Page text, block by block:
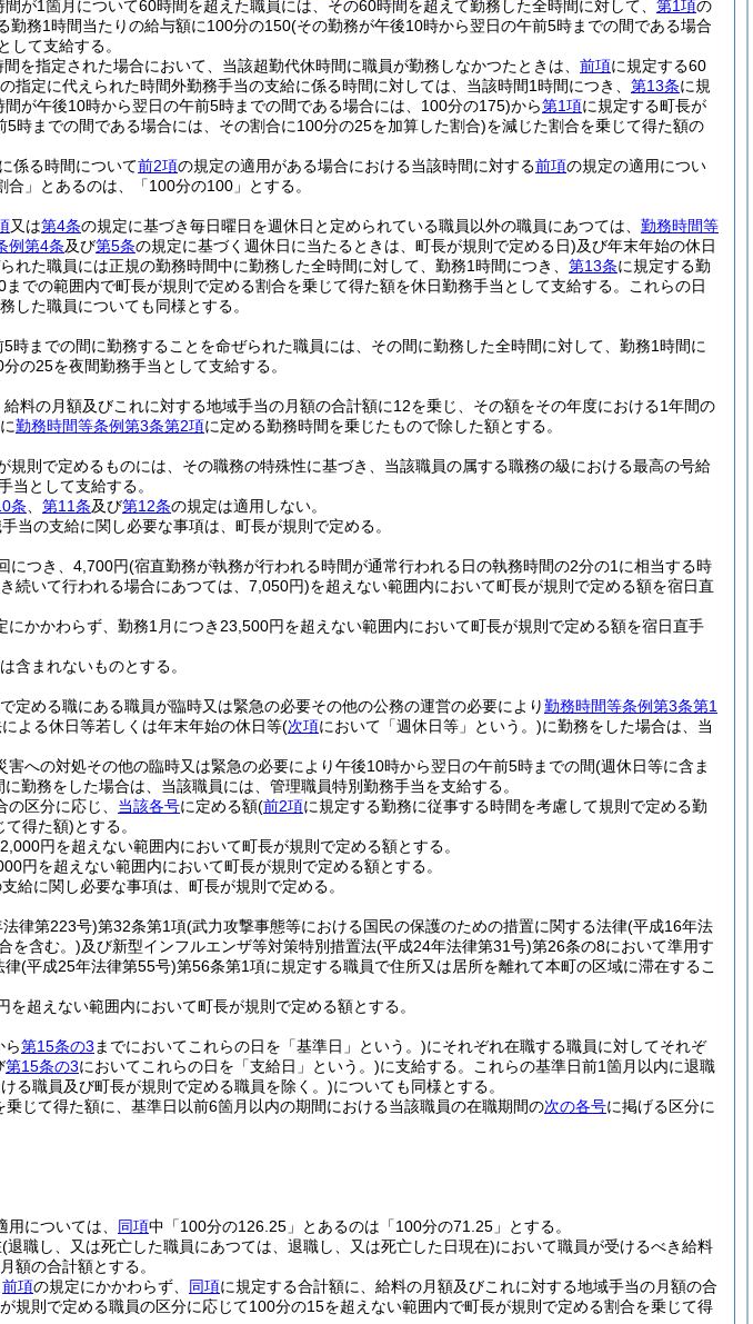
間が1箇月について60時間を超えた職員には、その60時間を超えて勤務した全時間に対して、 第1項の
勤務1時間当たりの給与額に100分の150(その勤務が午後10時から翌日の午前5時までの間である場合
して支給する。
を指定された場合において、当該超勤代休時間に職員が勤務しなかつたときは、 前項に規定する60
指定に代えられた時間外勤務手当の支給に係る時間に対しては、当該時間1時間につき、 第13条に規
間が午後10時から翌日の午前5時までの間である場合には、100分の175)から第1項に規定する町長が
時までの間である場合には、その割合に100分の25を加算した割合)を減じた割合を乗じて得た額の
係る時間について前2項の規定の適用がある場合における当該時間に対する前項の規定の適用につい
」とあるのは、「100分の100」とする。
又は第4条の規定に基づき毎日曜日を週休日と定められている職員以外の職員にあつては、 勤務時間等
例第4条及び第5条の規定に基づく週休日に当たるときは、町長が規則で定める日)及び年末年始の休日
た職員には正規の勤務時間中に勤務した全時間に対して、勤務1時間につき、 第13条に規定する勤
での範囲内で町長が規則で定める割合を乗じて得た額を休日勤務手当として支給する。
これらの日
した職員についても同様とする。
時までの間に勤務することを命ぜられた職員には、その間に勤務した全時間に対して、勤務1時間に
の25を夜間勤務手当として支給する。
料の月額及びこれに対する地域手当の月額の合計額に12を乗じ、その額をその年度における1年間の
勤務時間等条例第3条第2項に定める勤務時間を乗じたもので除した額とする。
規則で定めるものには、その職務の特殊性に基づき、当該職員の属する職務の級における最高の号給
当として支給する。
条 第11条及び第12条の規定は適用しない。
当の支給に関し必要な事項は、町長が規則で定める。
につき、4,700円(宿直勤務が執務が行われる時間が通常行われる日の執務時間の2分の1に相当する時
続いて行われる場合にあつては、7,050円)を超えない範囲内において町長が規則で定める額を宿日直
にかかわらず、勤務1月につき23,500円を超えない範囲内において町長が規則で定める額を宿日直手
含まれないものとする。
定める職にある職員が臨時又は緊急の必要その他の公務の運営の必要により勤務時間等条例第3条第1
よる休日等若しくは年末年始の休日等(次項において「週休日等」という。)に勤務をした場合は、当
害への対処その他の臨時又は緊急の必要により午後10時から翌日の午前5時までの間(週休日等に含ま
勤務をした場合は、当該職員には、管理職員特別勤務手当を支給する。
の区分に応じ、 当該各号に定める額(前2項に規定する勤務に従事する時間を考慮して規則で定める勤
て得た額)とする。
円を超えない範囲内において町長が規則で定める額とする。
円を超えない範囲内において町長が規則で定める額とする。
給に関し必要な事項は、町長が規則で定める。
律第223号)第32条第1項(武力攻撃事態等における国民の保護のための措置に関する法律(平成16年法
を含む。)及び新型インフルエンザ等対策特別措置法(平成24年法律第31号)第26条の8において準用す
律(平成25年法律第55号)第56条第1項に規定する職員で住所又は居所を離れて本町の区域に滞在するこ
超えない範囲内において町長が規則で定める額とする。
ら第15条の3 までにおいてこれらの日を「基準日」という。)にそれぞれ在職する職員に対してそれぞ
第15条の3においてこれらの日を「支給日」という。)に支給する。
これらの基準日前1箇月以内に退職
る職員及び町長が規則で定める職員を除く。)についても同様とする。
じて得た額に、基準日以前6箇月以内の期間における当該職員の在職期間の次の各号に掲げる区分に
用については、 同項中「100分の126.25」とあるのは「100分の71.25」とする。
(退職し、又は死亡した職員にあつては、退職し、又は死亡した日現在)において職員が受けるべき給料
額の合計額とする。
前項の規定にかかわらず、 同項に規定する合計額に、給料の月額及びこれに対する地域手当の月額の合
規則で定める職員の区分に応じて100分の15を超えない範囲内で町長が規則で定める割合を乗じて得